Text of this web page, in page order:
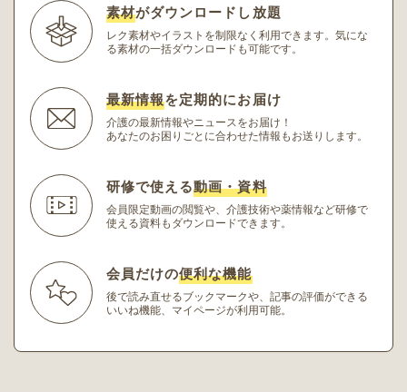
素材がダウンロードし放題
レク素材やイラストを制限なく利用できます。 気にな
る素材の一括ダウンロードも可能です。
最新情報を定期的にお届け
介護の最新情報やニュースをお届け！
あなたのお困りごとに合わせた情報もお送りします。
研修で使える動画・資料
会員限定動画の閲覧や、介護技術や薬情報など研修で
使える資料もダウンロードできます。
会員だけの便利な機能
後で読み直せるブックマークや、記事の評価ができる
いいね機能、マイページが利用可能。